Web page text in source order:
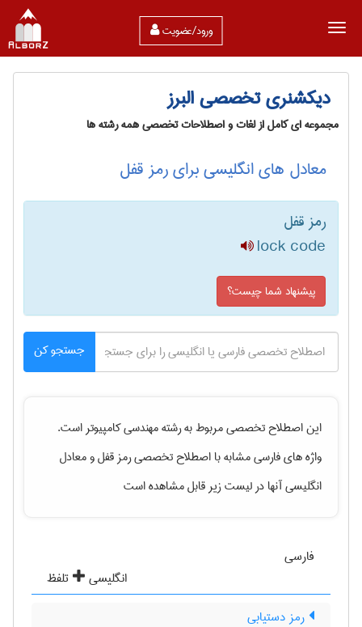
ورود/عضویت
دیکشنری تخصصی البرز
مجموعه ای کامل از لغات و اصطلاحات تخصصی همه رشته ها
معادل های انگلیسی برای رمز قفل
رمز قفل
lock code
پیشنهاد شما چیست؟
جستجو کن
این اصطلاح تخصصی مربوط به رشتهمهندسی كامپيوتراست.
واژه های فارسی مشابه با اصطلاح تخصصیرمز قفلو معادل
انگلیسی آنها در لیست زیر قابل مشاهده است
فارسی
انگلیسی
تلفظ
رمز دستیابی